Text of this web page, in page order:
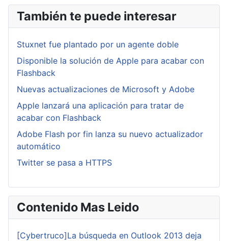
También te puede interesar
Stuxnet fue plantado por un agente doble
Disponible la solución de Apple para acabar con
Flashback
Nuevas actualizaciones de Microsoft y Adobe
Apple lanzará una aplicación para tratar de
acabar con Flashback
Adobe Flash por fin lanza su nuevo actualizador
automático
Twitter se pasa a HTTPS
Contenido Mas Leido
[Cybertruco]La búsqueda en Outlook 2013 deja